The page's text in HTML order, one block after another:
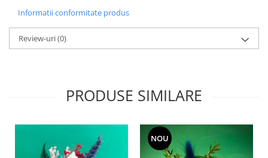
Informatii conformitate produs
Review-uri(0)
PRODUSE SIMILARE
NOU